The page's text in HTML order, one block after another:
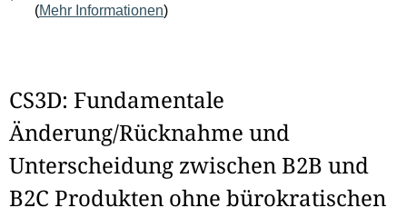
(Mehr Informationen)
CS3D: Fundamentale
Änderung/Rücknahme und
Unterscheidung zwischen B2B und
B2C Produkten ohne bürokratischen